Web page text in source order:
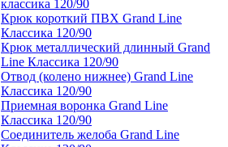
классика 120/90
Крюк короткий ПВХ Grand Line
Классика 120/90
Крюк металлический длинный Grand
Line Классика 120/90
Отвод (колено нижнее) Grand Line
Классика 120/90
Приемная воронка Grand Line
Классика 120/90
Соединитель желоба Grand Line